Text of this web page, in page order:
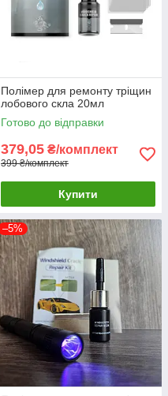
Полімер для ремонту тріщин
лобового скла 20мл
Готово до відправки
379,05 ₴/комплект
399 ₴/комплект
Купити
–5%